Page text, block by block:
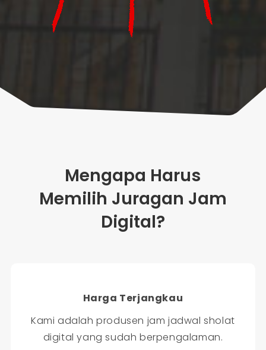
Mengapa Harus
Memilih Juragan Jam
Digital?
Harga Terjangkau
Kami adalah produsen jam jadwal sholat
digital yang sudah berpengalaman.